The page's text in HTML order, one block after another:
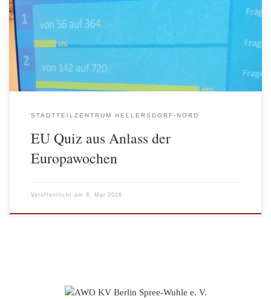
Stadtteiltreff am 6. Mai zu einem kleinen Imbiß mit EU Quiz
eingeladen. In gemütlicher Atmosphäre war der EU Quiz für alle
Teilnehmenden eine lustige und zugleich lehrreiche Veranstaltung.
STADTTEILZENTRUM HELLERSDORF-NORD
EU Quiz aus Anlass der
Europawochen
Veröffentlicht am 8. Mai 2026